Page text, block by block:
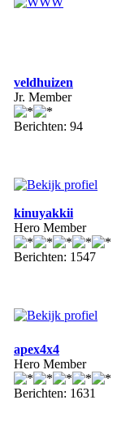
veldhuizen
Jr. Member
Berichten: 94
kinuyakkii
Hero Member
Berichten: 1547
apex4x4
Hero Member
Berichten: 1631